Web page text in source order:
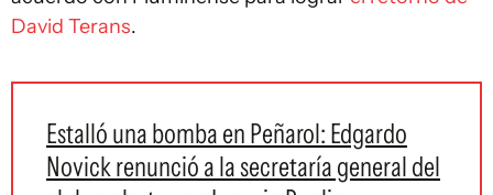
David Terans.
Estalló una bomba en Peñarol: Edgardo
Novick renunció a la secretaría general del